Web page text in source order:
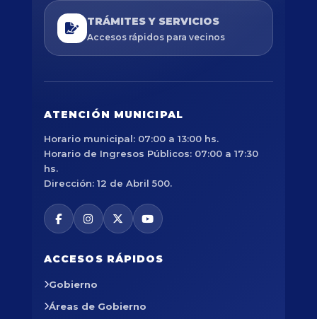
TRÁMITES Y SERVICIOS
Accesos rápidos para vecinos
ATENCIÓN MUNICIPAL
Horario municipal: 07:00 a 13:00 hs.
Horario de Ingresos Públicos: 07:00 a 17:30
hs.
Dirección: 12 de Abril 500.
ACCESOS RÁPIDOS
Gobierno
Áreas de Gobierno